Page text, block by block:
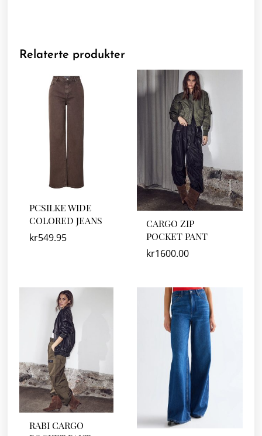
Relaterte produkter
PCSILKE WIDE
COLORED JEANS
kr549.95
CARGO ZIP
POCKET PANT
kr1600.00
RABI CARGO